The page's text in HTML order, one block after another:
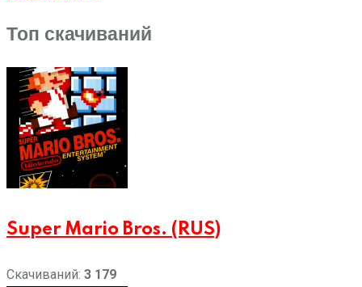
Топ скачиваний
Super Mario Bros. (RUS)
Скачиваний: 3 179